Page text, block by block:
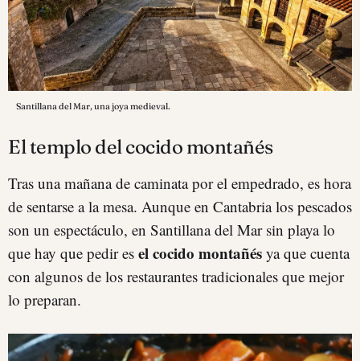
Santillana del Mar, una joya medieval.
El templo del cocido montañés
Tras una mañana de caminata por el empedrado, es hora
de sentarse a la mesa. Aunque en Cantabria los pescados
son un espectáculo, en Santillana del Mar sin playa lo
que hay que pedir es el cocido montañés ya que cuenta
con algunos de los restaurantes tradicionales que mejor
lo preparan.